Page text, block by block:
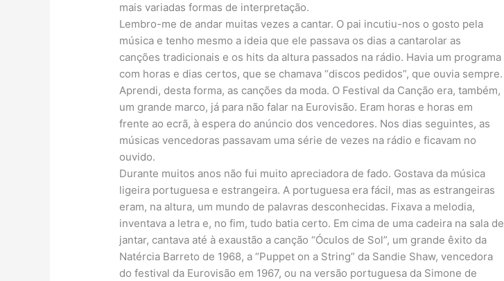
mais variadas formas de interpretação.
Lembro-me de andar muitas vezes a cantar. O pai incutiu-nos o gosto pela
música e tenho mesmo a ideia que ele passava os dias a cantarolar as
canções tradicionais e os hits da altura passados na rádio. Havia um programa
com horas e dias certos, que se chamava “discos pedidos”, que ouvia sempre.
Aprendi, desta forma, as canções da moda. O Festival da Canção era, também,
um grande marco, já para não falar na Eurovisão. Eram horas e horas em
frente ao ecrã, à espera do anúncio dos vencedores. Nos dias seguintes, as
músicas vencedoras passavam uma série de vezes na rádio e ficavam no
ouvido.
Durante muitos anos não fui muito apreciadora de fado. Gostava da música
ligeira portuguesa e estrangeira. A portuguesa era fácil, mas as estrangeiras
eram, na altura, um mundo de palavras desconhecidas. Fixava a melodia,
inventava a letra e, no fim, tudo batia certo. Em cima de uma cadeira na sala de
jantar, cantava até à exaustão a canção “Óculos de Sol”, um grande êxito da
Natércia Barreto de 1968, a “Puppet on a String” da Sandie Shaw, vencedora
do festival da Eurovisão em 1967, ou na versão portuguesa da Simone de